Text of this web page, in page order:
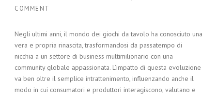
COMMENT
Negli ultimi anni, il mondo dei giochi da tavolo ha conosciuto una
vera e propria rinascita, trasformandosi da passatempo di
nicchia a un settore di business multimilionario con una
community globale appassionata. L’impatto di questa evoluzione
va ben oltre il semplice intrattenimento, influenzando anche il
modo in cui consumatori e produttori interagiscono, valutano e